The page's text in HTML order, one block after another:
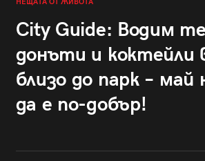
City Guide: Водим
донъти и коктейли
близо до парк – май
да е по-добър!